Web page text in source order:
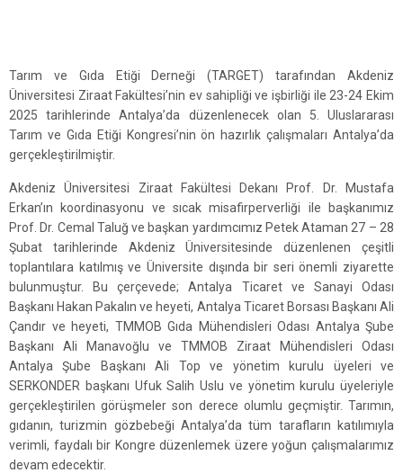
Tarım ve Gıda Etiği Derneği (TARGET) tarafından Akdeniz
Üniversitesi Ziraat Fakültesi’nin ev sahipliği ve işbirliği ile 23-24 Ekim
2025 tarihlerinde Antalya’da düzenlenecek olan 5. Uluslararası
Tarım ve Gıda Etiği Kongresi’nin ön hazırlık çalışmaları Antalya’da
gerçekleştirilmiştir.
Akdeniz Üniversitesi Ziraat Fakültesi Dekanı Prof. Dr. Mustafa
Erkan’ın koordinasyonu ve sıcak misafirperverliği ile başkanımız
Prof. Dr. Cemal Taluğ ve başkan yardımcımız Petek Ataman 27 – 28
Şubat tarihlerinde Akdeniz Üniversitesinde düzenlenen çeşitli
toplantılara katılmış ve Üniversite dışında bir seri önemli ziyarette
bulunmuştur. Bu çerçevede; Antalya Ticaret ve Sanayi Odası
Başkanı Hakan Pakalın ve heyeti, Antalya Ticaret Borsası Başkanı Ali
Çandır ve heyeti, TMMOB Gıda Mühendisleri Odası Antalya Şube
Başkanı Ali Manavoğlu ve TMMOB Ziraat Mühendisleri Odası
Antalya Şube Başkanı Ali Top ve yönetim kurulu üyeleri ve
SERKONDER başkanı Ufuk Salih Uslu ve yönetim kurulu üyeleriyle
gerçekleştirilen görüşmeler son derece olumlu geçmiştir. Tarımın,
gıdanın, turizmin gözbebeği Antalya’da tüm tarafların katılımıyla
verimli, faydalı bir Kongre düzenlemek üzere yoğun çalışmalarımız
devam edecektir.